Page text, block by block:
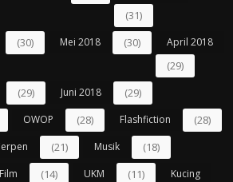
(31)
(30) Mei 2018 (30) April 2018
(29)
(29) Juni 2018 (29)
OWOP (28) Flashfiction (28)
(21) Musik (18)
Film (14) UKM (11) Kucing